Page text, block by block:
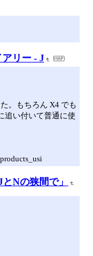
リー - J
。もちろん X4 でも
追い付いて普通に使
Nの狭間で」